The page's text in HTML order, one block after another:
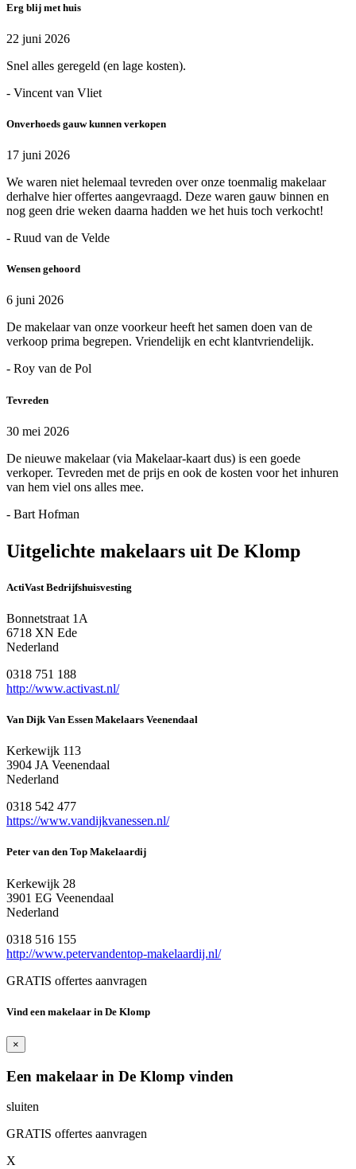
Erg blij met huis
22 juni 2026
Snel alles geregeld (en lage kosten).
- Vincent van Vliet
Onverhoeds gauw kunnen verkopen
17 juni 2026
We waren niet helemaal tevreden over onze toenmalig makelaar
derhalve hier offertes aangevraagd. Deze waren gauw binnen en
nog geen drie weken daarna hadden we het huis toch verkocht!
- Ruud van de Velde
Wensen gehoord
6 juni 2026
De makelaar van onze voorkeur heeft het samen doen van de
verkoop prima begrepen. Vriendelijk en echt klantvriendelijk.
- Roy van de Pol
Tevreden
30 mei 2026
De nieuwe makelaar (via Makelaar-kaart dus) is een goede
verkoper. Tevreden met de prijs en ook de kosten voor het inhuren
van hem viel ons alles mee.
- Bart Hofman
Uitgelichte makelaars uit De Klomp
ActiVast Bedrijfshuisvesting
Bonnetstraat 1A
6718 XN Ede
Nederland
0318 751 188
http://www.activast.nl/
Van Dijk Van Essen Makelaars Veenendaal
Kerkewijk 113
3904 JA Veenendaal
Nederland
0318 542 477
https://www.vandijkvanessen.nl/
Peter van den Top Makelaardij
Kerkewijk 28
3901 EG Veenendaal
Nederland
0318 516 155
http://www.petervandentop-makelaardij.nl/
GRATIS offertes aanvragen
Vind een makelaar in De Klomp
×
Een makelaar in De Klomp vinden
sluiten
GRATIS offertes aanvragen
X